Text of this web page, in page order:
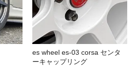
es wheel es-03 corsa センタ
ーキャップリング